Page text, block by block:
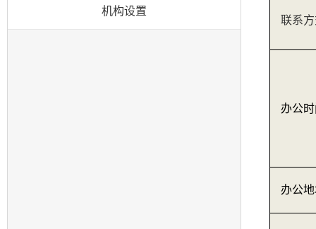
机构设置
联系
办公
办公